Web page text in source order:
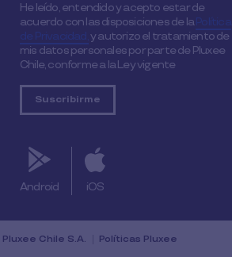
He leído, entendido y acepto estar de
acuerdo con las disposiciones de laPolítica
de Privacidad,y autorizo el tratamiento de
mis datos personales por parte de Pluxee
Chile, conforme a la Ley vigente
Android iOS
Chile S.A. Políticas Pluxee